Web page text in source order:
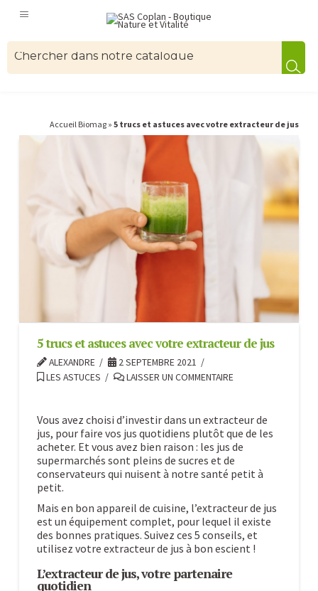
Accueil Biomag »5 trucs et astuces avec votre extracteur de jus
5 trucs et astuces avec votre extracteur de jus
ALEXANDRE
2 SEPTEMBRE 2021
LES ASTUCES
LAISSER UN COMMENTAIRE
Vous avez choisi d’investir dans un extracteur de
jus, pour faire vos jus quotidiens plutôt que de les
acheter. Et vous avez bien raison : les jus de
supermarchés sont pleins de sucres et de
conservateurs qui nuisent à notre santé petit à
petit.
Mais en bon appareil de cuisine, l’extracteur de jus
est un équipement complet, pour lequel il existe
des bonnes pratiques. Suivez ces 5 conseils, et
utilisez votre extracteur de jus à bon escient !
L’extracteur de jus, votre partenaire
quotidien